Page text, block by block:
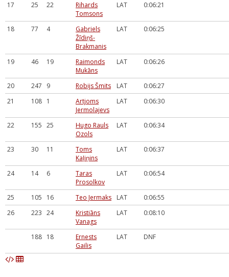
17 25 22
Rihards
Tomsons
LAT 0:06:21
18 77 4
Gabriels
Žīdiņš-
Brakmanis
LAT 0:06:25
19 46 19
Raimonds
Mukāns
LAT 0:06:26
20 247 9 Robijs Šmits LAT
0:06:27
21
108 1
Artjoms
Jermolajevs
LAT 0:06:30
22 155 25
Hugo Rauls
Ozols
LAT 0:06:34
23 30 11
Toms
Kaļiņins
LAT 0:06:37
24 14 6
Taras
Prosolkov
LAT 0:06:54
25 105 16 Teo Jermaks LAT
0:06:55
26
223 24
Kristiāns
Vanags
LAT 0:08:10
188 18
Ernests
Gailis
LAT DNF